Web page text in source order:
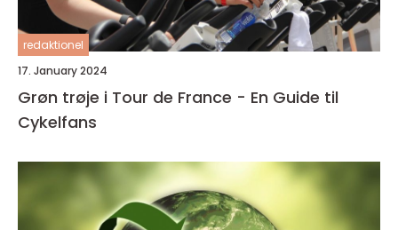
redaktionel
17. January 2024
Grøn trøje i Tour de France - En Guide til
Cykelfans